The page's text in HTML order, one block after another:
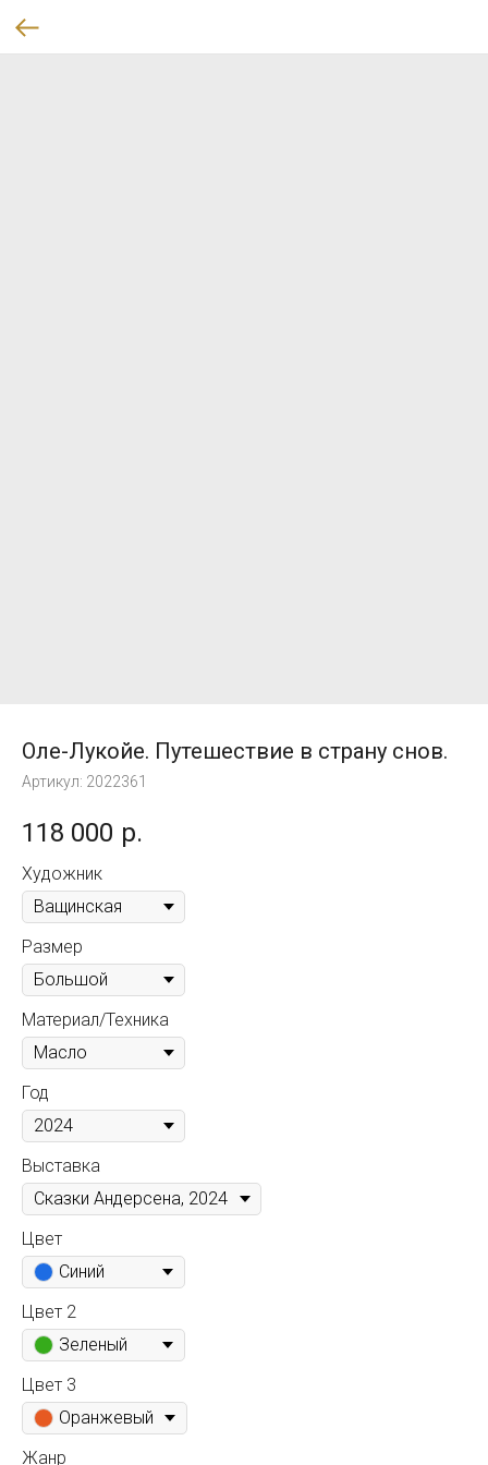
Оле-Лукойе. Путешествие в страну снов.
Артикул: 2022361
118 000 р.
Художник
Размер
Материал/Техника
Год
Выставка
Цвет
Синий
Цвет 2
Зеленый
Цвет 3
Оранжевый
Жанр